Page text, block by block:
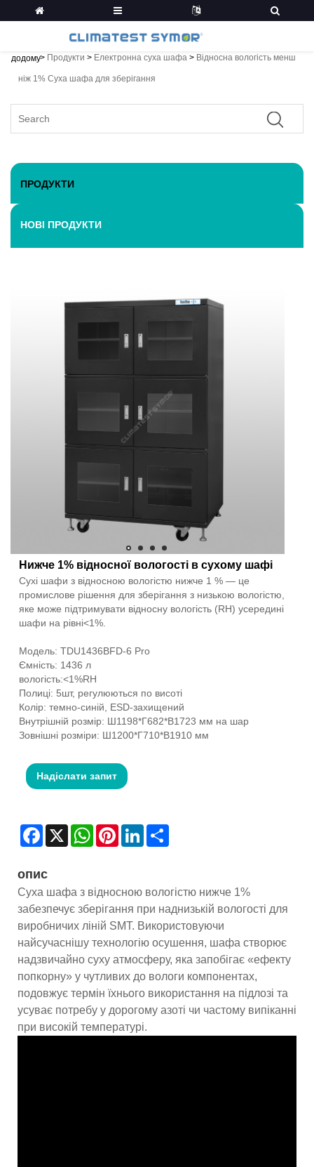
додому> Продукти > Електронна суха шафа > Відносна вологість менш
ніж 1% Суха шафа для зберігання
ПРОДУКТИ
НОВІ ПРОДУКТИ
Нижче 1% відносної вологості в сухому шафі
Сухі шафи з відносною вологістю нижче 1 % — це
промислове рішення для зберігання з низькою вологістю,
яке може підтримувати відносну вологість (RH) усередині
шафи на рівні<1%.
Модель: TDU1436BFD-6 Pro
Ємність: 1436 л
вологість:<1%RH
Полиці: 5шт, регулюються по висоті
Колір: темно-синій, ESD-захищений
Внутрішній розмір: Ш1198*Г682*В1723 мм на шар
Зовнішні розміри: Ш1200*Г710*В1910 мм
Надіслати запит
Facebook
X WhatsAppPinterestLinkedIn
опис
Суха шафа з відносною вологістю нижче 1%
забезпечує зберігання при наднизькій вологості для
виробничих ліній SMT. Використовуючи
найсучаснішу технологію осушення, шафа створює
надзвичайно суху атмосферу, яка запобігає «ефекту
попкорну» у чутливих до вологи компонентах,
подовжує термін їхнього використання на підлозі та
усуває потребу у дорогому азоті чи частому випіканні
при високій температурі.